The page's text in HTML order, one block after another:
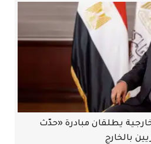
يطلقان مبادرة «حدّث
بالخارج